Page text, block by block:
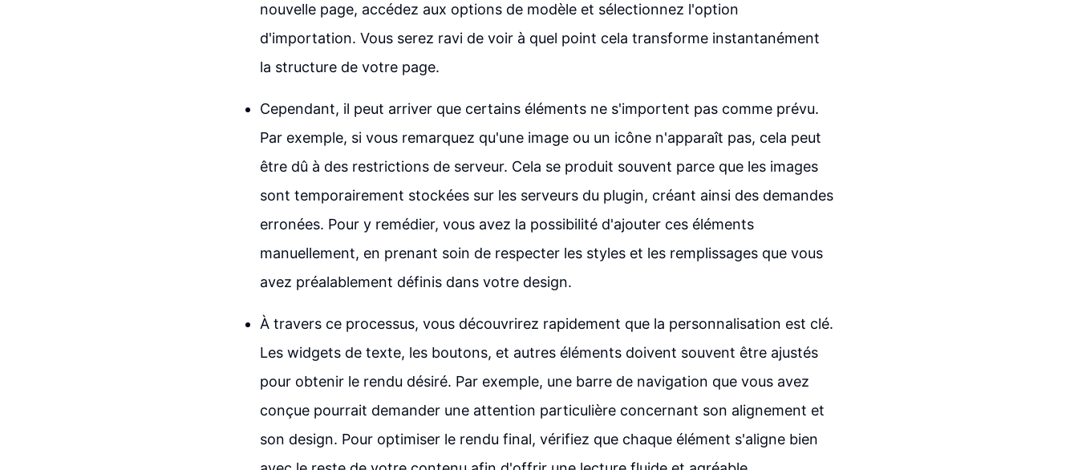
nouvelle page, accédez aux options de modèle et sélectionnez l'option
d'importation. Vous serez ravi de voir à quel point cela transforme instantanément
la structure de votre page.
Cependant, il peut arriver que certains éléments ne s'importent pas comme prévu.
Par exemple, si vous remarquez qu'une image ou un icône n'apparaît pas, cela peut
être dû à des restrictions de serveur. Cela se produit souvent parce que les images
sont temporairement stockées sur les serveurs du plugin, créant ainsi des demandes
erronées. Pour y remédier, vous avez la possibilité d'ajouter ces éléments
manuellement, en prenant soin de respecter les styles et les remplissages que vous
avez préalablement définis dans votre design.
À travers ce processus, vous découvrirez rapidement que la personnalisation est clé.
Les widgets de texte, les boutons, et autres éléments doivent souvent être ajustés
pour obtenir le rendu désiré. Par exemple, une barre de navigation que vous avez
conçue pourrait demander une attention particulière concernant son alignement et
son design. Pour optimiser le rendu final, vérifiez que chaque élément s'aligne bien